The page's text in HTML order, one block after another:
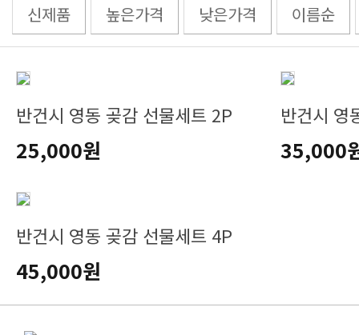
신제품 높은가격 낮은가격 이름순
반건시 영동 곶감 선물세트 2P
25,000원
반건시 영
35,000
반건시 영동 곶감 선물세트 4P
45,000원